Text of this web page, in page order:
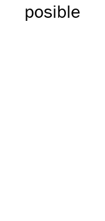
posible